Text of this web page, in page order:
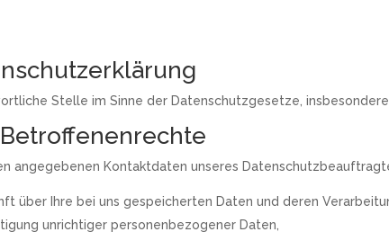
Stelle im Sinne der Datenschutzgesetze,
angegebenen Kontaktdaten unseres
über Ihre bei uns gespeicherten Daten und deren
unrichtiger personenbezogener Daten,